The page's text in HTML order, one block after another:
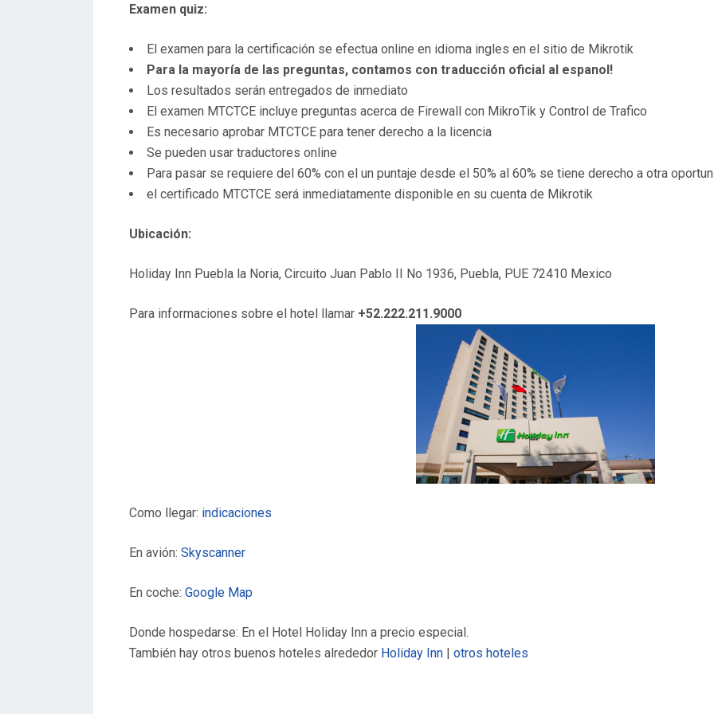
Examen quiz:
El examen para la certificación se efectua online en idioma ingles en el sitio de Mikrotik
Para la mayoría de las preguntas, contamos con traducción oficial al espanol!
Los resultados serán entregados de inmediato
El examen MTCTCE incluye preguntas acerca de Firewall con MikroTik y Control de Trafico
Es necesario aprobar MTCTCE para tener derecho a la licencia
Se pueden usar traductores online
Para pasar se requiere del 60% con el un puntaje desde el 50% al 60% se tiene derecho a otra
el certificado MTCTCE será inmediatamente disponible en su cuenta de Mikrotik
Ubicación:
Holiday Inn Puebla la Noria, Circuito Juan Pablo II No 1936, Puebla, PUE 72410 Mexico
Para informaciones sobre el hotel llamar +52.222.211.9000
Como llegar: indicaciones
En avión: Skyscanner
En coche: Google Map
Donde hospedarse: En el Hotel Holiday Inn a precio especial.
También hay otros buenos hoteles alrededor Holiday Inn | otros hoteles